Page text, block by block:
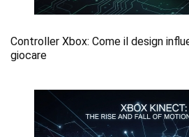
Controller Xbox: Come il design
giocare